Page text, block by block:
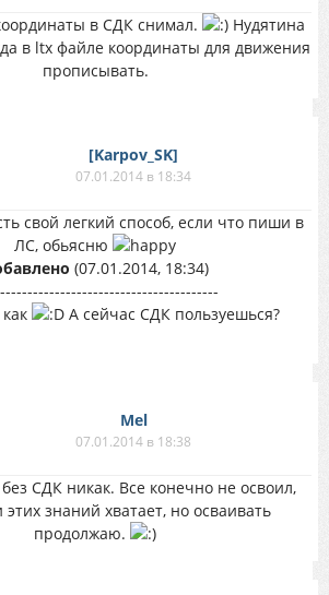
в СДК снимал.
Нудятина
в ltx файле координаты для движения
прописывать.
[Karpov_SK]
07.01.2014 в 18:34
свой легкий способ, если что пиши в
ЛС, обьясню
(07.01.2014, 18:34)
А сейчас СДК пользуешься?
Mel
07.01.2014 в 18:38
СДК никак. Все конечно не освоил,
знаний хватает, но осваивать
продолжаю.